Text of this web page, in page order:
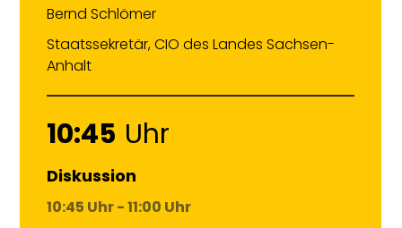
Bernd Schlömer
Staatssekretär, CIO des Landes Sachsen-
Anhalt
10:45 Uhr
Diskussion
10:45 Uhr - 11:00 Uhr